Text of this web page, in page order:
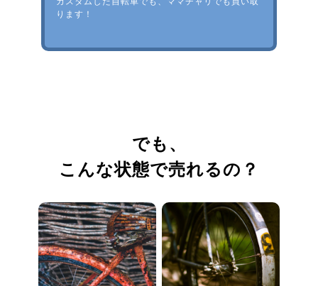
ります！
でも、
こんな状態で売れるの？